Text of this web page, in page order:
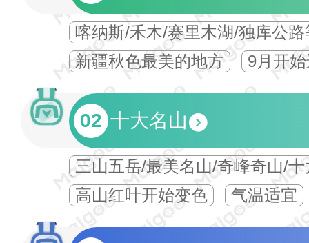
喀纳斯/禾木/赛里木湖/独库公路
新疆秋色最美的地方
9月开
02 十大名山
三山五岳/最美名山/奇峰奇山/
高山红叶开始变色
气温适宜